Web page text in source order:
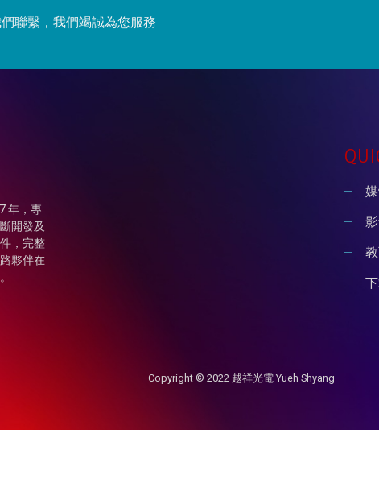
聯繫，我們竭誠為您服務
年，專
開發及
，完整
夥伴在
Copyright © 2022 越祥光電 Yueh Shyang